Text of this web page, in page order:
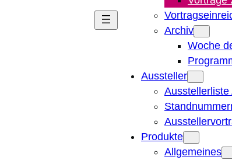
Archiv
Woche
Aussteller
Ausstellerliste
Produkte
Allgemeines